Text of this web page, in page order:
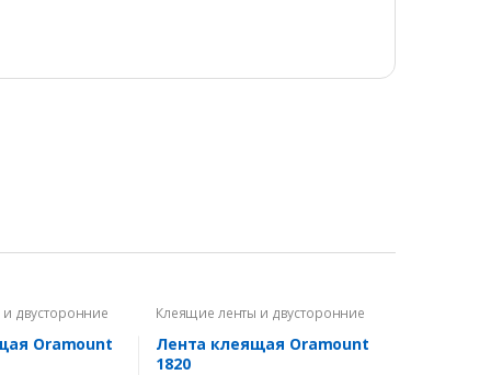
двусторонние
Oramount
Клеящие ленты и двусторонние
скотчи
Лента клеящая Oramount
1820